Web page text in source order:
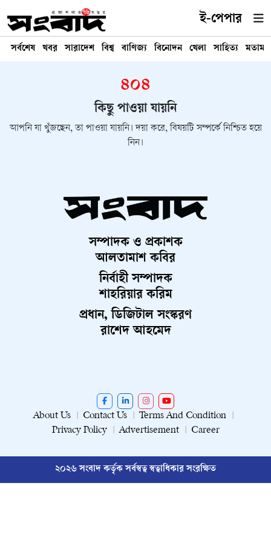
ই-পেপার
সর্বশেষ খবর সারাদেশ বিশ্ব বাণিজ্য বিনোদন খেলা সাহিত্য মতামত
৪০৪
কিছু পাওয়া যায়নি
আপনি যা খুঁজছেন, তা পাওয়া যায়নি। দয়া করে, বিষয়টি সম্পর্কে নিশ্চিত হয়ে
নিন।
সম্পাদক ও প্রকাশক
আলতামাশ কবির
নির্বাহী সম্পাদক
শাহরিয়ার করিম
প্রধান, ডিজিটাল সংস্করণ
রাশেদ আহমেদ
About Us Contact Us
Terms And Condition
Privacy Policy
Advertisement Career
২০২৬ সংবাদ কর্তৃক সর্বস্বত্ব স্বত্বাধিকার সংরক্ষিত